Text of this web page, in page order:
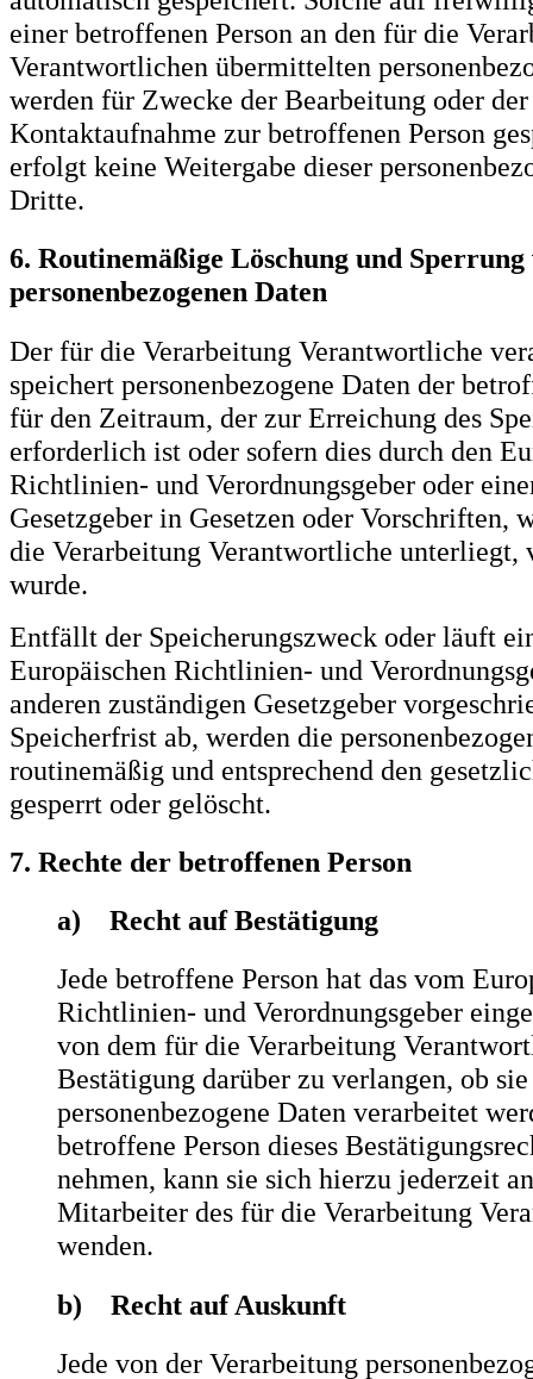
einer betroffenen Person an den für die
Verantwortlichen übermittelten
werden für Zwecke der Bearbeitung oder der
Kontaktaufnahme zur betroffenen Person
erfolgt keine Weitergabe dieser
Dritte.
6. Routinemäßige Löschung und Sperrung
personenbezogenen Daten
Der für die Verarbeitung Verantwortliche
speichert personenbezogene Daten der
für den Zeitraum, der zur Erreichung des
erforderlich ist oder sofern dies durch den
Richtlinien- und Verordnungsgeber oder
Gesetzgeber in Gesetzen oder Vorschriften,
die Verarbeitung Verantwortliche unterliegt,
wurde.
Entfällt der Speicherungszweck oder läuft
Europäischen Richtlinien- und
anderen zuständigen Gesetzgeber
Speicherfrist ab, werden die
routinemäßig und entsprechend den
gesperrt oder gelöscht.
7. Rechte der betroffenen Person
a) Recht auf Bestätigung
Jede betroffene Person hat das vom
Richtlinien- und Verordnungsgeber
von dem für die Verarbeitung
Bestätigung darüber zu verlangen, ob
personenbezogene Daten verarbeitet
betroffene Person dieses
nehmen, kann sie sich hierzu jederzeit
Mitarbeiter des für die Verarbeitung
wenden.
b) Recht auf Auskunft
Jede von der Verarbeitung